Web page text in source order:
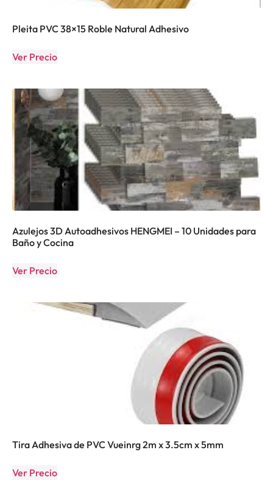
Pleita PVC 38×15 Roble Natural Adhesivo
Ver Precio
Azulejos 3D Autoadhesivos HENGMEI – 10 Unidades para
Baño y Cocina
Ver Precio
Tira Adhesiva de PVC Vueinrg 2m x 3.5cm x 5mm
Ver Precio